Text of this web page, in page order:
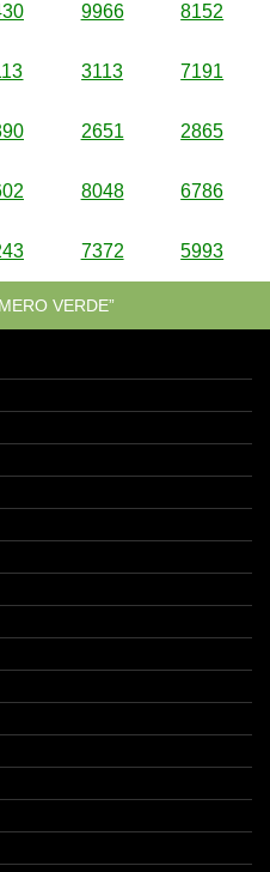
9966 8152
3113 7191
2651 2865
8048 6786
7372 5993
VERDE”